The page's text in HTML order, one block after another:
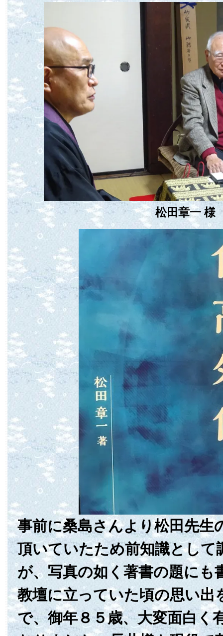
松田章一 様
事前に桑島さんより松田先生
頂いていたため前知識として
が、写真の如く著書の題にも
教壇に立っていた頃の思い出
で、御年８５歳、大変面白く